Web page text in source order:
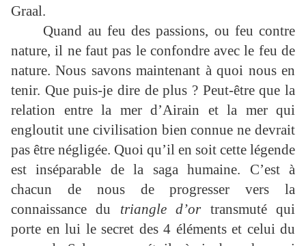
Graal.
Quand au feu des passions, ou feu contre
nature, il ne faut pas le confondre avec le feu de
nature. Nous savons maintenant à quoi nous en
tenir. Que puis-je dire de plus ? Peut-être que la
relation entre la mer d’Airain et la mer qui
engloutit une civilisation bien connue ne devrait
pas être négligée. Quoi qu’il en soit cette légende
est inséparable de la saga humaine. C’est à
chacun de nous de progresser vers la
connaissance du triangle d’ortransmuté qui
porte en lui le secret des 4 éléments et celui du